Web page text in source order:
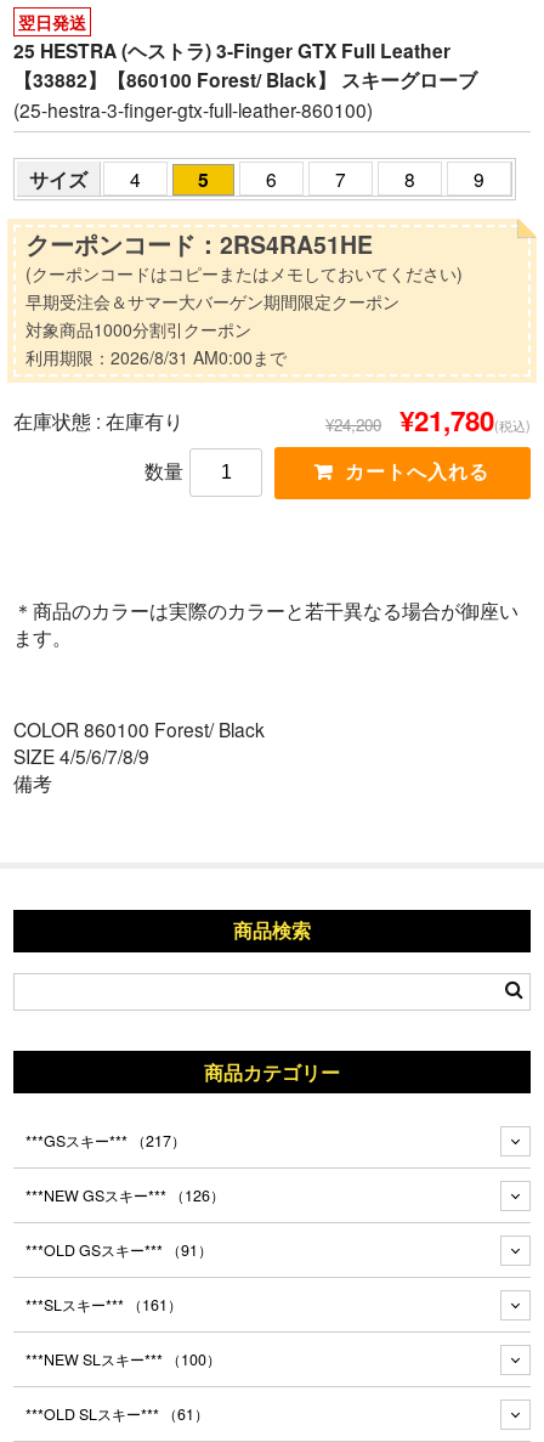
翌日発送
25 HESTRA (ヘストラ) 3-Finger GTX Full Leather
【33882】【860100 Forest/ Black】 スキーグローブ
(25-hestra-3-finger-gtx-full-leather-860100)
サイズ 4 5 6 7 8 9
クーポンコード：2RS4RA51HE
(クーポンコードはコピーまたはメモしておいてください)
早期受注会＆サマー大バーゲン期間限定クーポン
対象商品1000分割引クーポン
利用期限：2026/8/31 AM0:00まで
在庫状態 :在庫有り ¥24,200 ¥21,780(税込)
数量
＊商品のカラーは実際のカラーと若干異なる場合が御座い
ます。
COLOR 860100 Forest/ Black
SIZE 4/5/6/7/8/9
備考
商品検索
商品カテゴリー
***GSスキー*** （217）
***NEW GSスキー*** （126）
***OLD GSスキー*** （91）
***SLスキー*** （161）
***NEW SLスキー*** （100）
***OLD SLスキー*** （61）